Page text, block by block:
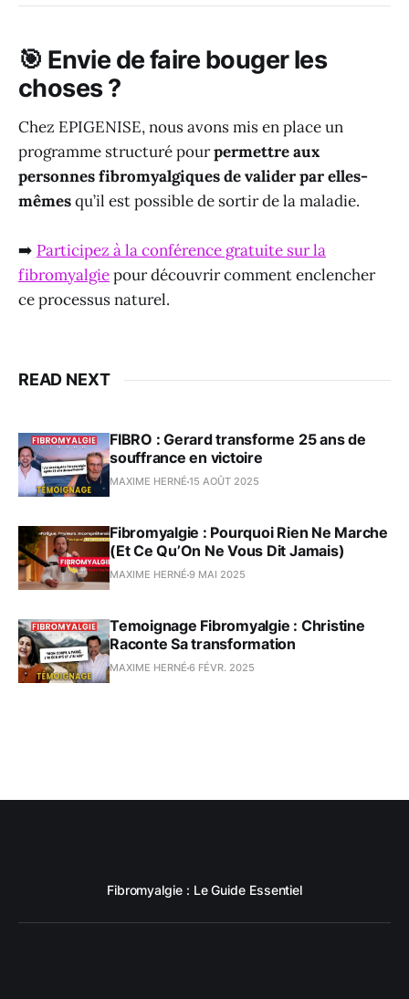
🎯 Envie de faire bouger les
choses ?
Chez EPIGENISE, nous avons mis en place un
programme structuré pourpermettre aux
personnes fibromyalgiques de valider par elles-
mêmesqu’il est possible de sortir de la maladie.
➡️ Participez à la conférence gratuite sur la
fibromyalgiepour découvrir comment enclencher
ce processus naturel.
READ NEXT
FIBRO : Gerard transforme 25 ans de
souffrance en victoire
MAXIME HERNÉ 15 AOÛT 2025
Fibromyalgie : Pourquoi Rien Ne Marche
(Et Ce Qu’On Ne Vous Dit Jamais)
MAXIME HERNÉ 9 MAI 2025
Temoignage Fibromyalgie : Christine
Raconte Sa transformation
MAXIME HERNÉ 6 FÉVR. 2025
Fibromyalgie : Le Guide Essentiel